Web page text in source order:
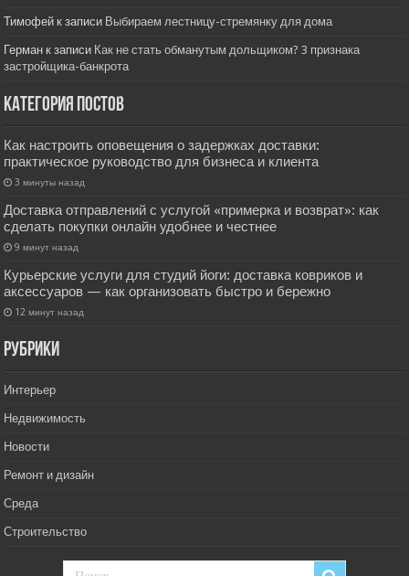
Тимофей к записи Выбираем лестницу-стремянку для дома
Герман к записи Как не стать обманутым дольщиком? 3 признака
застройщика-банкрота
Категория постов
Как настроить оповещения о задержках доставки:
практическое руководство для бизнеса и клиента
3 минуты назад
Доставка отправлений с услугой «примерка и возврат»: как
сделать покупки онлайн удобнее и честнее
9 минут назад
Курьерские услуги для студий йоги: доставка ковриков и
аксессуаров — как организовать быстро и бережно
12 минут назад
РУбрики
Интерьер
Недвижимость
Новости
Ремонт и дизайн
Среда
Строительство